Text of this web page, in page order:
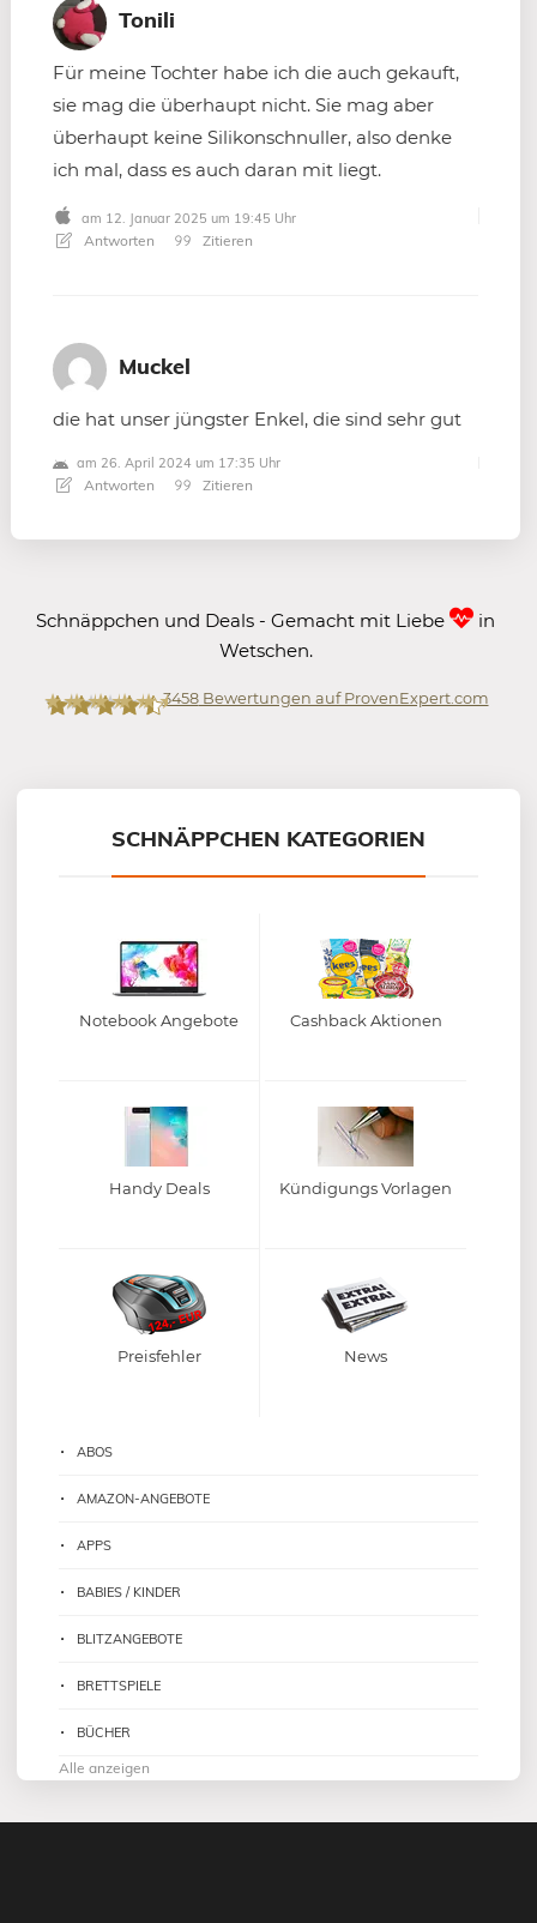
Tonili
Für meine Tochter habe ich die auch gekauft,
sie mag die überhaupt nicht. Sie mag aber
überhaupt keine Silikonschnuller, also denke
ich mal, dass es auch daran mit liegt.
am 12. Januar 2025 um 19:45 Uhr
Antworten Zitieren
Muckel
die hat unser jüngster Enkel, die sind sehr gut
am 26. April 2024 um 17:35 Uhr
Antworten Zitieren
Schnäppchen und Deals - Gemacht mit Liebe
in
Wetschen.
3458Bewertungen auf ProvenExpert.com
SCHNÄPPCHEN KATEGORIEN
Notebook Angebote Cashback Aktionen
Handy Deals Kündigungs Vorlagen
Preisfehler News
ABOS
AMAZON-ANGEBOTE
APPS
BABIES / KINDER
BLITZANGEBOTE
BRETTSPIELE
BÜCHER
Alle anzeigen